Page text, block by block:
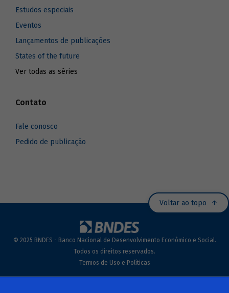
Estudos especiais
Eventos
Lançamentos de publicações
States of the future
Ver todas as séries
Contato
Fale conosco
Pedido de publicação
Voltar ao topo
© 2025 BNDES - Banco Nacional de Desenvolvimento Econômico e Social.
Todos os direitos reservados.
Termos de Uso e Políticas